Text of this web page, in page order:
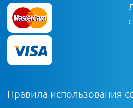
Правила использования